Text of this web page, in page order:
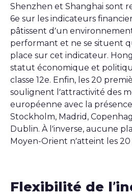
Shenzhen et Shanghai sont
6e sur les indicateurs
pâtissent d’un
performant et ne se situent
place sur cet indicateur.
statut économique et
classe 12e. Enfin, les 20
soulignent l’attractivité des
européenne avec la
Stockholm, Madrid,
Dublin. À l’inverse, aucune
Moyen-Orient n’atteint les
Flexibilité de